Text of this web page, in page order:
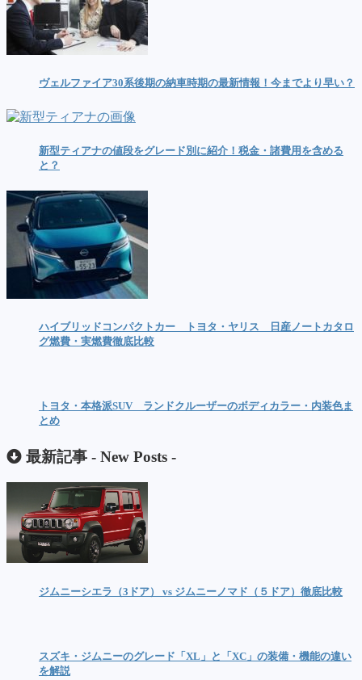
ヴェルファイア30系後期の納車時期の最新情報！今までより早い？
新型ティアナの値段をグレード別に紹介！税金・諸費用を含める
と？
ハイブリッドコンパクトカー トヨタ・ヤリス 日産ノートカタロ
グ燃費・実燃費徹底比較
トヨタ・本格派SUV ランドクルーザーのボディカラー・内装色ま
とめ
最新記事 - New Posts -
ジムニーシエラ（3ドア） vs ジムニーノマド（５ドア）徹底比較
スズキ・ジムニーのグレード「XL」と「XC」の装備・機能の違い
を解説